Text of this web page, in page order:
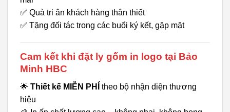
✅ Quà tri ân khách hàng thân thiết
✅ Tặng đối tác trong các buổi ký kết, gặp mặt
Cam kết khi đặt ly gốm in logo tại Bảo
Minh HBC
🌟 Thiết kế MIỄN PHÍ
theo bộ nhận diện thương
hiệu